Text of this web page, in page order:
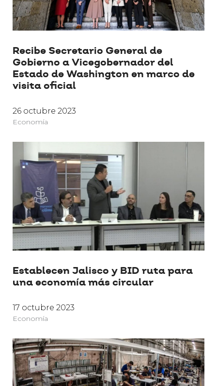
Recibe Secretario General de
Gobierno a Vicegobernador del
Estado de Washington en marco de
visita oficial
26 octubre 2023
Economía
Establecen Jalisco y BID ruta para
una economía más circular
17 octubre 2023
Economía